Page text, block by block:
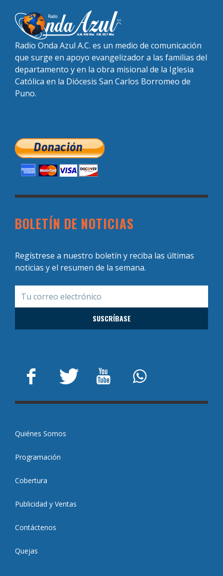
Radio Onda Azul A.C. es un medio de comunicación
que surge en apoyo evangelizador a las familias del
departamento y en la obra misional de la Iglesia
Católica en la Diócesis San Carlos Borromeo de
Puno.
BOLETÍN DE NOTICIAS
Regístrese a nuestro boletín y reciba las últimas
noticias y el resumen de la semana.
Quiénes Somos
Programación
Cobertura
Publicidad y Ventas
Contáctenos
Quejas